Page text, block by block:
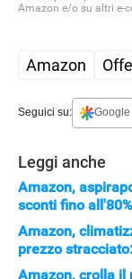
Amazon e/o su altri e-
Amazon
Seguici su:
Leggi anche
Amazon,
sconti fino all'80%
Amazon,
prezzo
Amazon, crolla il